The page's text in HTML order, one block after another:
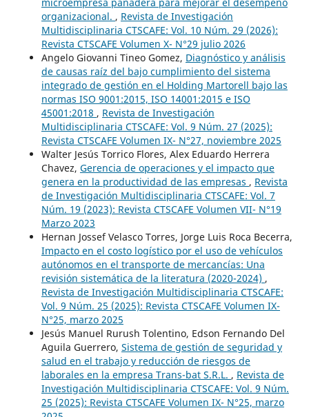
organizacional. , Revista de Investigación
Multidisciplinaria CTSCAFE: Vol. 10 Núm. 29 (2026):
Revista CTSCAFE Volumen X- N°29 julio 2026
Angelo Giovanni Tineo Gomez, Diagnóstico y análisis
de causas raíz del bajo cumplimiento del sistema
integrado de gestión en el Holding Martorell bajo las
normas ISO 9001:2015, ISO 14001:2015 e ISO
45001:2018 , Revista de Investigación
Multidisciplinaria CTSCAFE: Vol. 9 Núm. 27 (2025):
Revista CTSCAFE Volumen IX- N°27, noviembre 2025
Walter Jesús Torrico Flores, Alex Eduardo Herrera
Chavez, Gerencia de operaciones y el impacto que
genera en la productividad de las empresas , Revista
de Investigación Multidisciplinaria CTSCAFE: Vol. 7
Núm. 19 (2023): Revista CTSCAFE Volumen VII- N°19
Marzo 2023
Hernan Jossef Velasco Torres, Jorge Luis Roca Becerra,
Impacto en el costo logístico por el uso de vehículos
autónomos en el transporte de mercancías: Una
revisión sistemática de la literatura (2020-2024) ,
Revista de Investigación Multidisciplinaria CTSCAFE:
Vol. 9 Núm. 25 (2025): Revista CTSCAFE Volumen IX-
N°25, marzo 2025
Jesús Manuel Rurush Tolentino, Edson Fernando Del
Aguila Guerrero, Sistema de gestión de seguridad y
salud en el trabajo y reducción de riesgos de
laborales en la empresa Trans-bat S.R.L. , Revista de
Investigación Multidisciplinaria CTSCAFE: Vol. 9 Núm.
25 (2025): Revista CTSCAFE Volumen IX- N°25, marzo